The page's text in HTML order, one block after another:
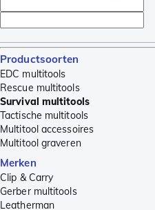
Productsoorten
EDC multitools
Rescue multitools
Survival multitools
Tactische multitools
Multitool accessoires
Multitool graveren
Merken
Clip & Carry
Gerber multitools
Leatherman